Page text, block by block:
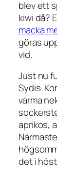
blev ett
kiwi då?
macka
göras
vid.
Just nu
Sydis.
varma
aprikos,
det i